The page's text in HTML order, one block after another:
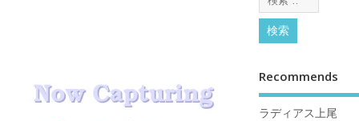
Recommends
ラディアス上尾